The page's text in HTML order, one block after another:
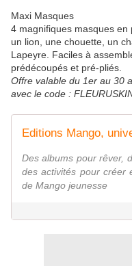
Maxi Masques
4 magnifiques masques en
un lion, une chouette, un
Lapeyre. Faciles à
prédécoupés et pré-pliés.
Offre valable du 1er au 30
avec le code :
Des albums pour rêver,
des activités pour créer
de Mango jeunesse